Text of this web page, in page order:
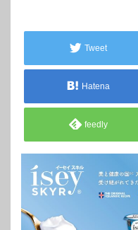
Tweet
Hatena
feedly